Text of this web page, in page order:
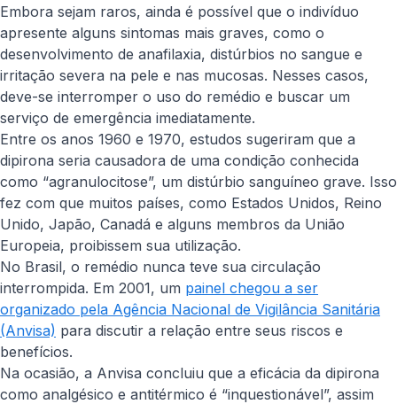
Embora sejam raros, ainda é possível que o indivíduo
apresente alguns sintomas mais graves, como o
desenvolvimento de anafilaxia, distúrbios no sangue e
irritação severa na pele e nas mucosas. Nesses casos,
deve-se interromper o uso do remédio e buscar um
serviço de emergência imediatamente.
Entre os anos 1960 e 1970, estudos sugeriram que a
dipirona seria causadora de uma condição conhecida
como “agranulocitose”, um distúrbio sanguíneo grave. Isso
fez com que muitos países, como Estados Unidos, Reino
Unido, Japão, Canadá e alguns membros da União
Europeia, proibissem sua utilização.
No Brasil, o remédio nunca teve sua circulação
interrompida. Em 2001, um painel chegou a ser
organizado pela Agência Nacional de Vigilância Sanitária
(Anvisa) para discutir a relação entre seus riscos e
benefícios.
Na ocasião, a Anvisa concluiu que a eficácia da dipirona
como analgésico e antitérmico é “inquestionável”, assim